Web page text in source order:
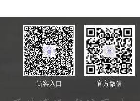
访客入口 官方微信